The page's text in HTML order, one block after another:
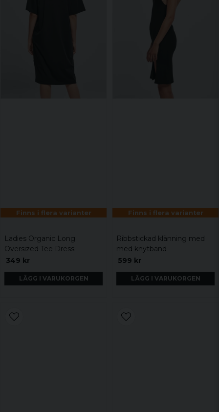
Finns i flera varianter
Ladies Organic Long
Oversized Tee Dress
349 kr
LÄGG I VARUKORGEN
Finns i flera varianter
Ribbstickad klänning med
med knytband
599 kr
LÄGG I VARUKORGEN